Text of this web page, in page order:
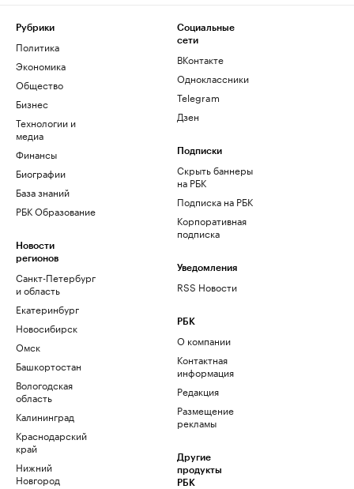
Рубрики
Политика
Экономика
Общество
Бизнес
Технологии и
медиа
Финансы
Биографии
База знаний
РБК Образование
Новости
регионов
Санкт-Петербург
и область
Екатеринбург
Новосибирск
Омск
Башкортостан
Вологодская
область
Калининград
Краснодарский
край
Нижний
Новгород
Социальные
сети
ВКонтакте
Одноклассники
Telegram
Дзен
Подписки
Скрыть баннеры
на РБК
Подписка на РБК
Корпоративная
подписка
Уведомления
RSS Новости
РБК
О компании
Контактная
информация
Редакция
Размещение
рекламы
Другие
продукты
РБК